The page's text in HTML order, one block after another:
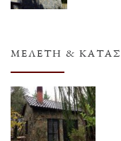
ΜΕΛΈΤΗ &